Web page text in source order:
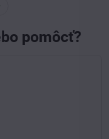
pomôcť?